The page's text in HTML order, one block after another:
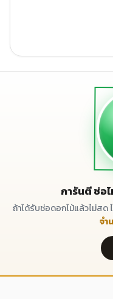
การันตี ช่อ
ถ้าได้รับช่อดอกไม้แล้วไม่สด
จำ